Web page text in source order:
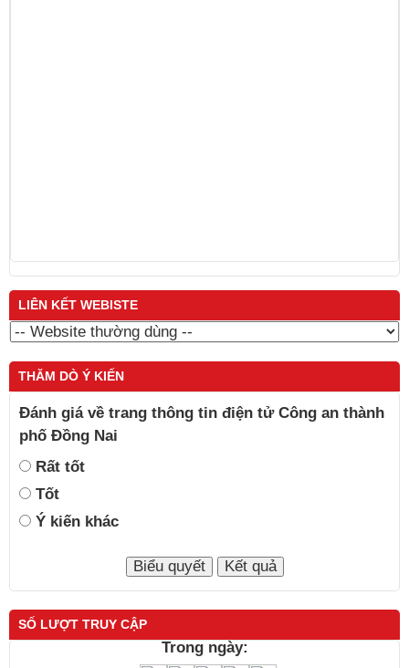
LIÊN KẾT WEBISTE
THĂM DÒ Ý KIẾN
Đánh giá về trang thông tin điện tử Công an thành
phố Đồng Nai
Rất tốt
Tốt
Ý kiến khác
SỐ LƯỢT TRUY CẬP
Trong ngày: